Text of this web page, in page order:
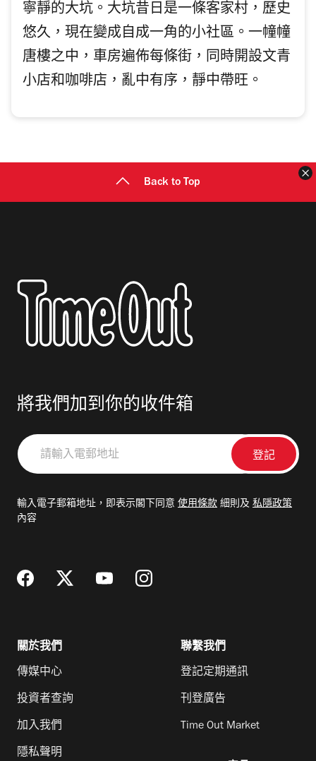
寧靜的大坑。大坑昔日是一條客家村，歷史
悠久，現在變成自成一角的小社區。一幢幢
唐樓之中，車房遍佈每條街，同時開設文青
小店和咖啡店，亂中有序，靜中帶旺。
Back to Top
將我們加到你的收件箱
請
輸
郵
輸入電子郵箱地址，即表示閣下同意 使用條款 細則及 私隱政策
內容
關於我們
傳媒中心
投資者查詢
加入我們
隱私聲明
聯繫我們
登記定期通訊
刊登廣告
Time Out Market